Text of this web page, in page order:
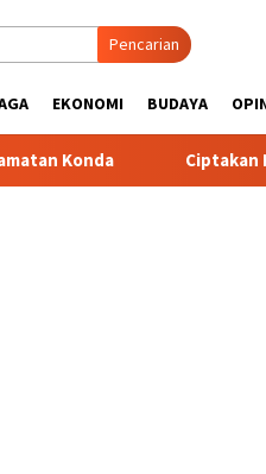
Pencarian
EKONOMI BUDAYA
Kondusifitas Wilayah,